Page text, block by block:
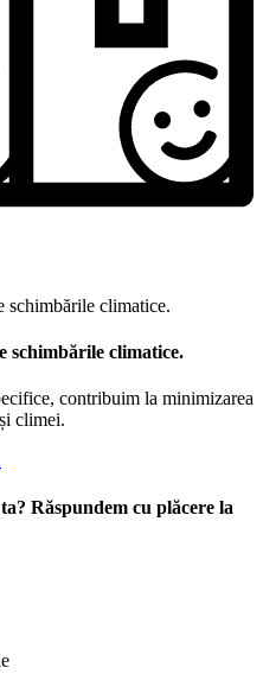
schimbările climatice.
contribuim la minimizarea
climei.
Răspundem cu plăcere la